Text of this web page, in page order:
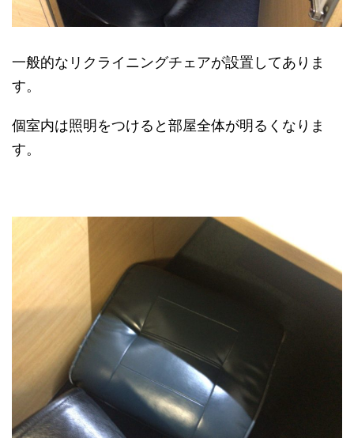
一般的なリクライニングチェアが設置してありま
す。
個室内は照明をつけると部屋全体が明るくなりま
す。